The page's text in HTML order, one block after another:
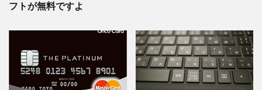
フトが無料ですよ